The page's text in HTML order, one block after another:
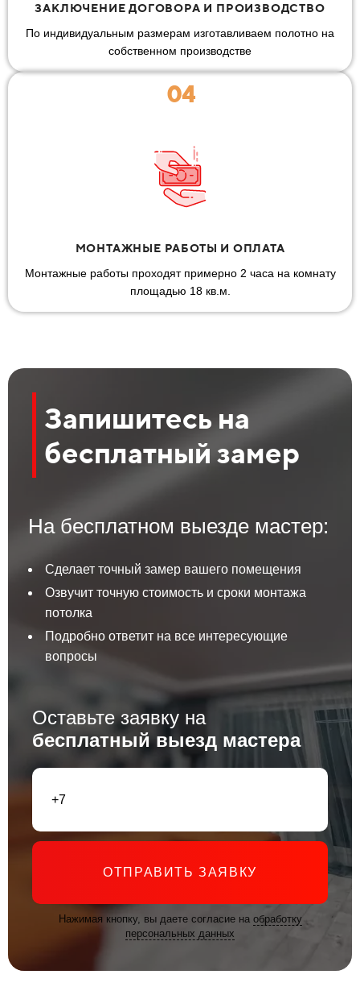
ЗАКЛЮЧЕНИЕ ДОГОВОРА И ПРОИЗВОДСТВО
По индивидуальным размерам изготавливаем полотно на
собственном производстве
04
МОНТАЖНЫЕ РАБОТЫ И ОПЛАТА
Монтажные работы проходят примерно 2 часа на комнату
площадью 18 кв.м.
Запишитесь на
бесплатный замер
На бесплатном выезде мастер:
Сделает точный замер вашего помещения
Озвучит точную стоимость и сроки монтажа
потолка
Подробно ответит на все интересующие
вопросы
Оставьте заявку на
бесплатный выезд мастера
ОТПРАВИТЬ ЗАЯВКУ
Нажимая кнопку, вы даете согласие на обработку
персональных данных